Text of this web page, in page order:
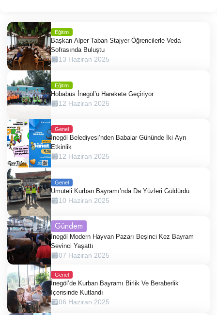
Eğitim
Başkan Alper Taban Stajyer Öğrencilerle Veda
Sofrasında Buluştu
13 Haziran 2025
Eğitim
Hobabüs İnegöl’ü Harekete Geçiriyor
12 Haziran 2025
Genel
İnegöl Belediyesi’nden Babalar Gününde İki Ayrı
Etkinlik
12 Haziran 2025
Genel
Umuteli Kurban Bayramı’nda Da Yüzleri Güldürdü
10 Haziran 2025
Gündem
İnegöl Modern Hayvan Pazarı Beşinci Kez Bayram
Sevinci Yaşattı
07 Haziran 2025
Genel
İnegöl’de Kurban Bayramı Birlik Ve Beraberlik
İçerisinde Kutlandı
06 Haziran 2025